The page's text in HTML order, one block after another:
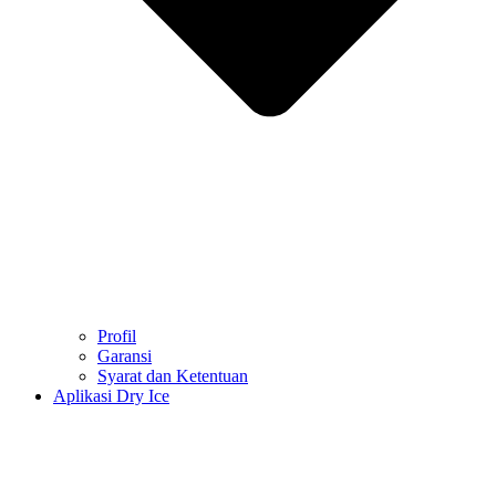
Profil
Garansi
Syarat dan Ketentuan
Aplikasi Dry Ice